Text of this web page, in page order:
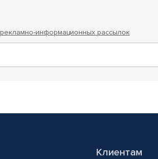
рекламно-информационных рассылок
Клиентам